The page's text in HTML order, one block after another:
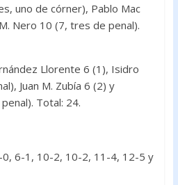
uno de córner), Pablo Mac
Nero 10 (7, tres de penal).
Llorente 6 (1), Isidro
Juan M. Zubía 6 (2) y
Total: 24.
0, 6-1, 10-2, 10-2, 11-4, 12-5 y